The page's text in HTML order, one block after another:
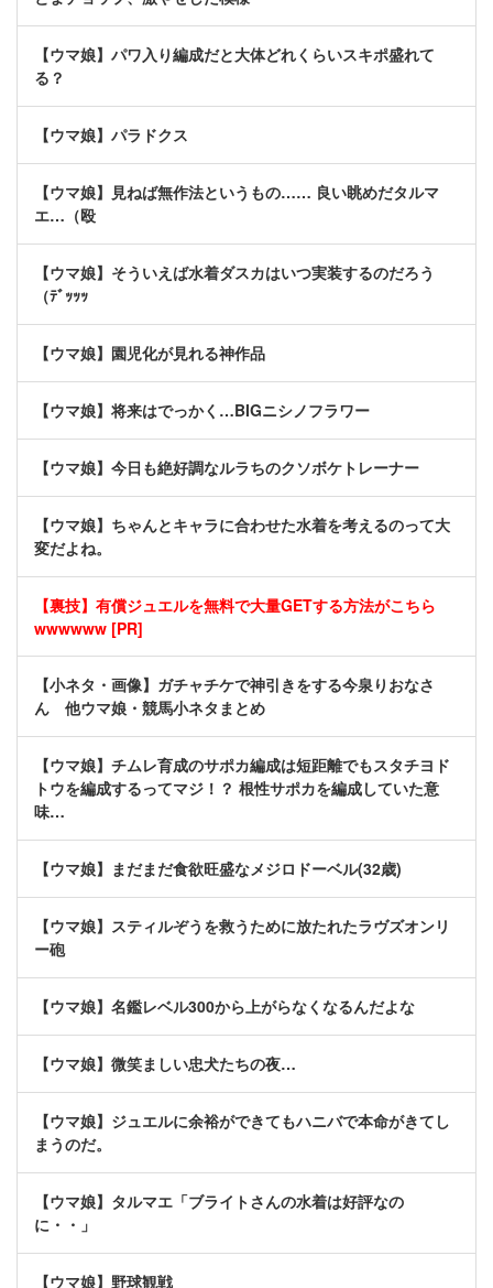
【ウマ娘】パワ入り編成だと大体どれくらいスキポ盛れて
る？
【ウマ娘】パラドクス
【ウマ娘】見ねば無作法というもの…… 良い眺めだタルマ
エ…（殴
【ウマ娘】そういえば水着ダスカはいつ実装するのだろう
（ﾃﾞｯｯｯ
【ウマ娘】園児化が見れる神作品
【ウマ娘】将来はでっかく…BIGニシノフラワー
【ウマ娘】今日も絶好調なルラちのクソボケトレーナー
【ウマ娘】ちゃんとキャラに合わせた水着を考えるのって大
変だよね。
【裏技】有償ジュエルを無料で大量GETする方法がこちら
wwwwww [PR]
【小ネタ・画像】ガチャチケで神引きをする今泉りおなさ
ん 他ウマ娘・競馬小ネタまとめ
【ウマ娘】チムレ育成のサポカ編成は短距離でもスタチヨド
トウを編成するってマジ！？ 根性サポカを編成していた意
味…
【ウマ娘】まだまだ食欲旺盛なメジロドーベル(32歳)
【ウマ娘】スティルぞうを救うために放たれたラヴズオンリ
ー砲
【ウマ娘】名鑑レベル300から上がらなくなるんだよな
【ウマ娘】微笑ましい忠犬たちの夜…
【ウマ娘】ジュエルに余裕ができてもハニバで本命がきてし
まうのだ。
【ウマ娘】タルマエ「ブライトさんの水着は好評なの
に・・」
【ウマ娘】野球観戦